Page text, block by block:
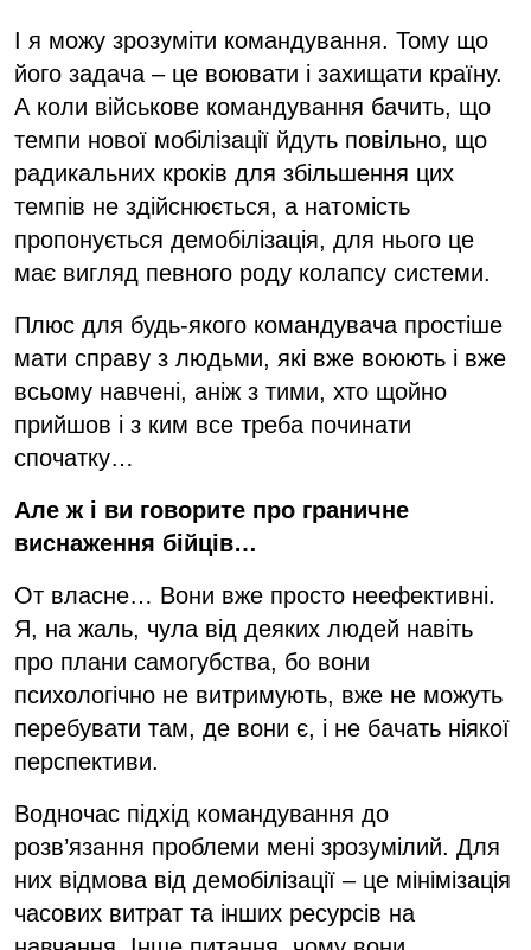
І я можу зрозуміти командування. Тому що
його задача – це воювати і захищати країну.
А коли військове командування бачить, що
темпи нової мобілізації йдуть повільно, що
радикальних кроків для збільшення цих
темпів не здійснюється, а натомість
пропонується демобілізація, для нього це
має вигляд певного роду колапсу системи.
Плюс для будь-якого командувача простіше
мати справу з людьми, які вже воюють і вже
всьому навчені, аніж з тими, хто щойно
прийшов і з ким все треба починати
спочатку…
Але ж і ви говорите про граничне
виснаження бійців…
От власне… Вони вже просто неефективні.
Я, на жаль, чула від деяких людей навіть
про плани самогубства, бо вони
психологічно не витримують, вже не можуть
перебувати там, де вони є, і не бачать ніякої
перспективи.
Водночас підхід командування до
розв’язання проблеми мені зрозумілий. Для
них відмова від демобілізації – це мінімізація
часових витрат та інших ресурсів на